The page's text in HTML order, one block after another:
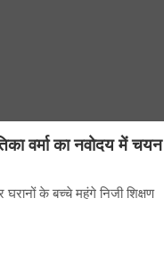
वर्मा का नवोदय में चयन
के बच्चे महंगे निजी शिक्षण